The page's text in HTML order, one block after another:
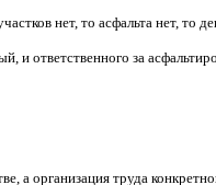
нет, то асфальта нет, то
ответственного за
а организация труда